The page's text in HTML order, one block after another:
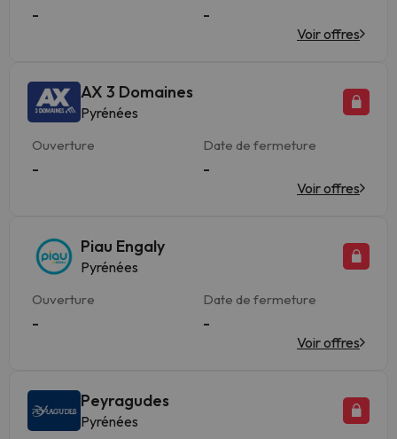
-
-
Voir offres
AX 3 Domaines
Pyrénées
Ouverture
-
Date de fermeture
-
Voir offres
Piau Engaly
Pyrénées
Ouverture
-
Date de fermeture
-
Voir offres
Peyragudes
Pyrénées